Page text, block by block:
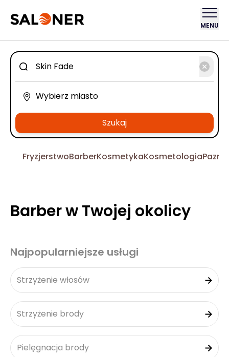
MENU
Szukaj
FryzjerstwoBarberKosmetykaKosmetologia
Barber w Twojej okolicy
Najpopularniejsze usługi
Strzyżenie włosów
Strzyżenie brody
Pielęgnacja brody